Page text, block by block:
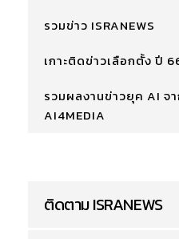
รวมข่าว ISRANEWS
เกาะติดข่าวเลือกตั้ง ปี
รวมผลงานข่าวยุค AI จ
AI4MEDIA
ติดตาม ISRANEWS